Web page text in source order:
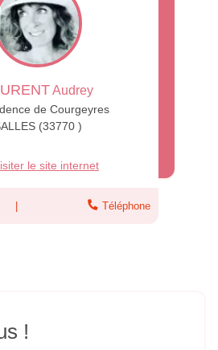
Audrey
de Courgeyres
(33770 )
le site internet
Téléphone
!